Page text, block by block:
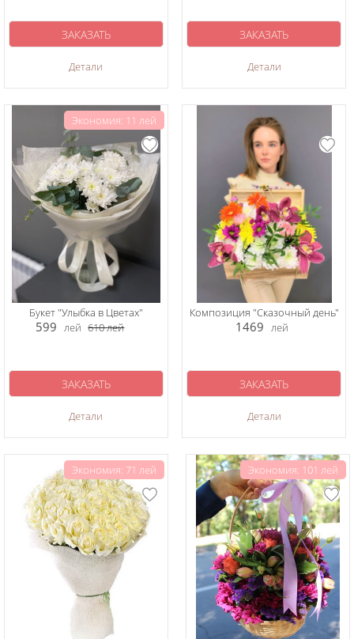
Детали
ЗАКАЗАТЬ
Детали
ЗАКАЗАТЬ
Экономия: 11 лей
Букет "Улыбка в Цветах"
599 лей 610лей
Детали
ЗАКАЗАТЬ
Композиция "Сказочный день"
1469 лей
Детали
ЗАКАЗАТЬ
Экономия: 71 лей Экономия: 101 лей